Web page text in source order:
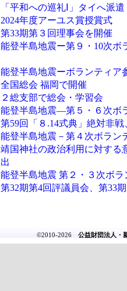
「平和への巡礼Ⅰ」タイへ派遣
2024年度アーユス賞授賞式
第33期第３回理事会を開催
能登半島地震ー第９・10次ボ
能登半島地震ーボランティア
全国総会 福岡で開催
２総支部で総会・学習会
能登半島地震―第５・６次ボ
第59回「８.14式典」絶対非
能登半島地震－第４次ボラン
靖国神社の政治利用に対す
出
能登半島地震 第２・３次ボ
第32期第4回評議員会、第33
©2010-2026 公益財団法人・